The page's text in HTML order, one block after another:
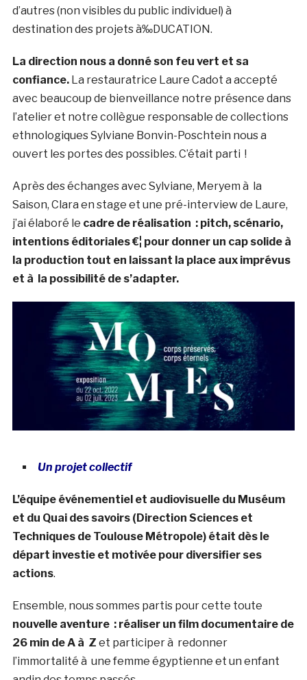
d’autres (non visibles du public individuel) à
destination des projets à‰DUCATION.
La direction nous a donné son feu vert et sa
confiance.La restauratrice Laure Cadot a accepté
avec beaucoup de bienveillance notre présence dans
l’atelier et notre collègue responsable de collections
ethnologiques Sylviane Bonvin-Poschtein nous a
ouvert les portes des possibles. C’était parti !
Après des échanges avec Sylviane, Meryem à la
Saison, Clara en stage et une pré-interview de Laure,
j’ai élaboré le cadre de réalisation : pitch, scénario,
intentions éditoriales €¦ pour donner un cap solide à
la production tout en laissant la place aux imprévus
et à la possibilité de s’adapter.
Un projet collectif
L’équipe événementiel et audiovisuelle du Muséum
et du Quai des savoirs (Direction Sciences et
Techniques de Toulouse Métropole) était dès le
départ investie et motivée pour diversifier ses
actions.
Ensemble, nous sommes partis pour cette toute
nouvelle aventure : réaliser un film documentaire de
26 min de A à Z et participer à redonner
l’immortalité à une femme égyptienne et un enfant